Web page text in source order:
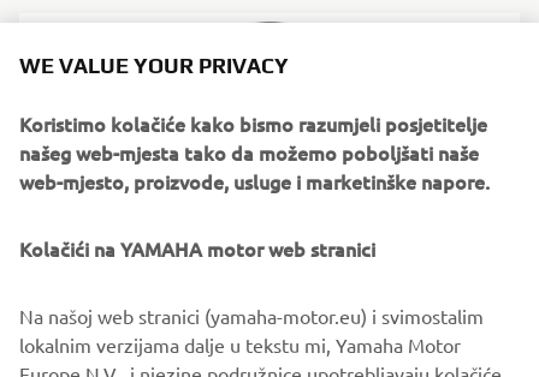
6X9 Key fob
Floats when dropped, locks when it matters. This buoyant
WE VALUE YOUR PRIVACY
Koristimo kolačiće kako bismo razumjeli posjetitelje
našeg web-mjesta tako da možemo poboljšati naše
web-mjesto, proizvode, usluge i marketinške napore.
Kolačići na YAMAHA motor web stranici
Na našoj web stranici (yamaha-motor.eu) i svimostalim
lokalnim verzijama dalje u tekstu mi, Yamaha Motor